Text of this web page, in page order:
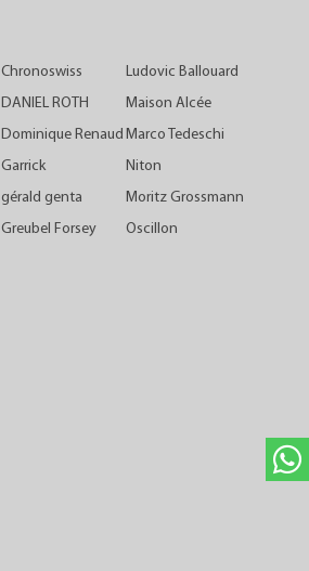
Chronoswiss
DANIEL ROTH
Dominique Renaud
Garrick
gérald genta
Greubel Forsey
Ludovic Ballouard
Maison Alcée
Marco Tedeschi
Niton
Moritz Grossmann
Oscillon